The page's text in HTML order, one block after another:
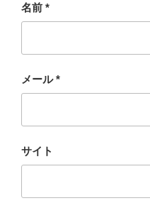
名前 *
メール*
サイト